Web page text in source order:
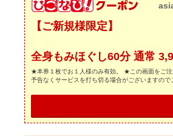
【ご新規様限定】
全身もみほぐし60分 通常
★本券１枚でお１人様のみ有効。 ★この画面をご
予告なくサービスを打ち切る場合がございますので